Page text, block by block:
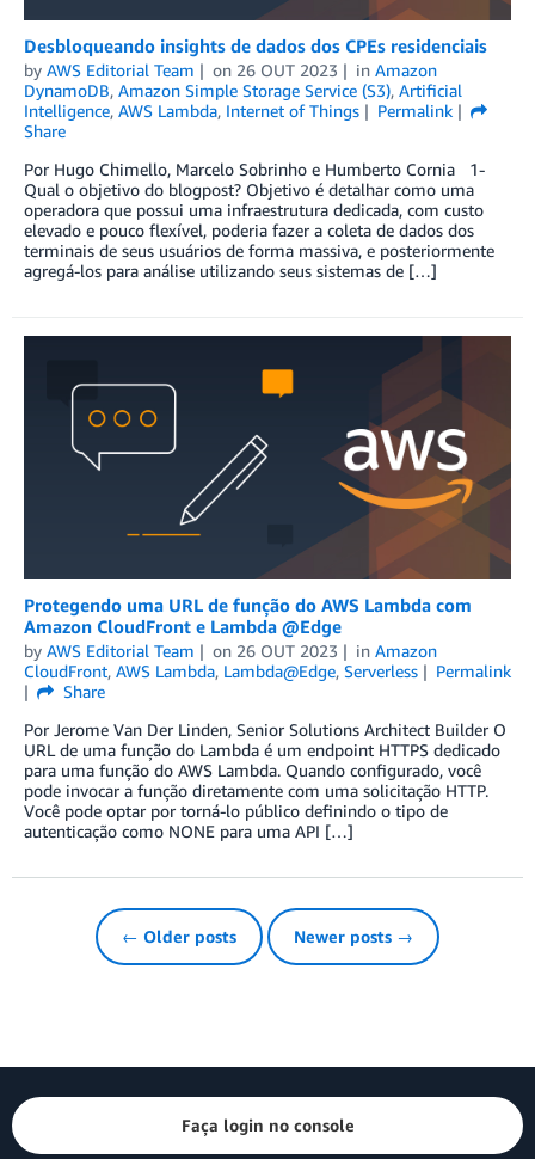
Desbloqueando insights de dados dos CPEs residenciais
by AWS Editorial Team on 26 OUT 2023 in Amazon
DynamoDB, Amazon Simple Storage Service (S3), Artificial
Intelligence, AWS Lambda, Internet of Things
Permalink
Share
Por Hugo Chimello, Marcelo Sobrinho e Humberto Cornia 1-
Qual o objetivo do blogpost? Objetivo é detalhar como uma
operadora que possui uma infraestrutura dedicada, com custo
elevado e pouco flexível, poderia fazer a coleta de dados dos
terminais de seus usuários de forma massiva, e posteriormente
agregá-los para análise utilizando seus sistemas de […]
Protegendo uma URL de função do AWS Lambda com
Amazon CloudFront e Lambda @Edge
by AWS Editorial Team on 26 OUT 2023 in Amazon
CloudFront, AWS Lambda, Lambda@Edge, Serverless
Permalink
Share
Por Jerome Van Der Linden, Senior Solutions Architect Builder O
URL de uma função do Lambda é um endpoint HTTPS dedicado
para uma função do AWS Lambda. Quando configurado, você
pode invocar a função diretamente com uma solicitação HTTP.
Você pode optar por torná-lo público definindo o tipo de
autenticação como NONE para uma API […]
← Older posts Newer posts →
Faça login no console